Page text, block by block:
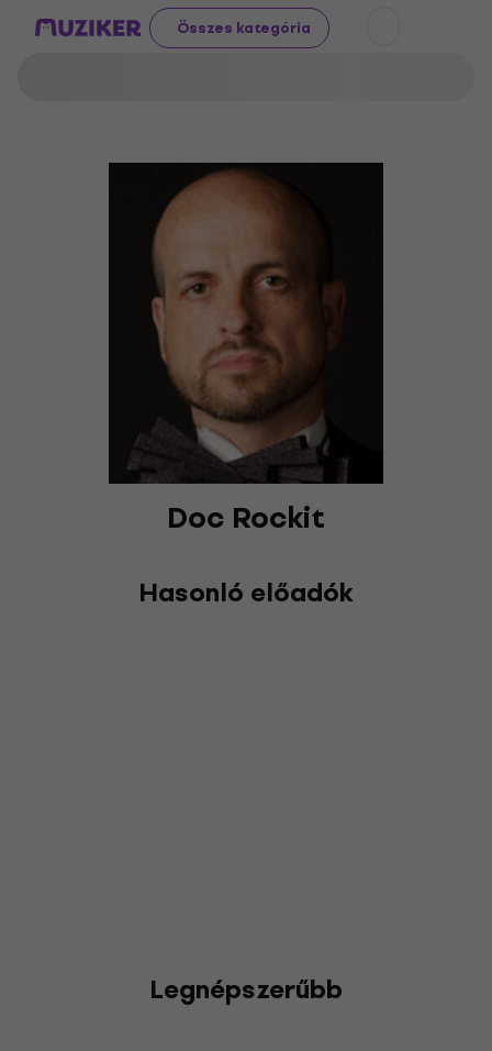
Összes kategória
Doc Rockit
Hasonló előadók
Legnépszerűbb